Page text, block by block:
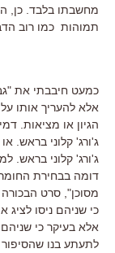
מחשבתו בלבד. כן,
תמוהות כמו רוב
כמעט חיבבתי את
אלא להעריך אותו
הגיון או מציאות.
ג'ורג' קלוני בראש.
ג'ורג' קלוני בראש.
דומה בבחירת
מסוכן", סרט
כי שניהם ניסו
אלא בעיקר כי שניהם
לתעתע בנו